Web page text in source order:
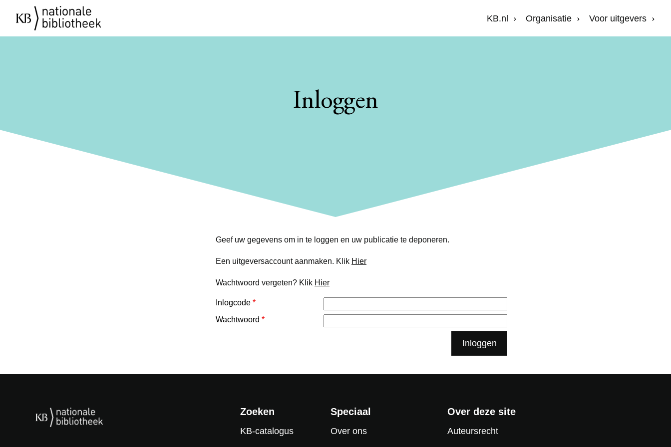
KB.nl Organisatie Voor uitgevers
Inloggen
Geef uw gegevens om in te loggen en uw publicatie te deponeren.
Een uitgeversaccount aanmaken. Klik Hier
Wachtwoord vergeten? Klik Hier
Inlogcode *
Wachtwoord *
Inloggen
Zoeken
KB-catalogus
Speciaal
Over ons
Over deze site
Auteursrecht